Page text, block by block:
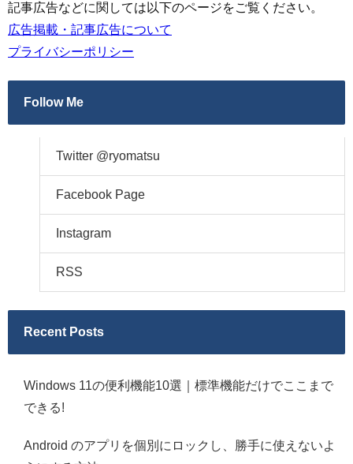
記事広告などに関しては以下のページをご覧ください。
広告掲載・記事広告について
プライバシーポリシー
Follow Me
Twitter @ryomatsu
Facebook Page
Instagram
RSS
Recent Posts
Windows 11の便利機能10選｜標準機能だけでここまで
できる!
Android のアプリを個別にロックし、勝手に使えないよ